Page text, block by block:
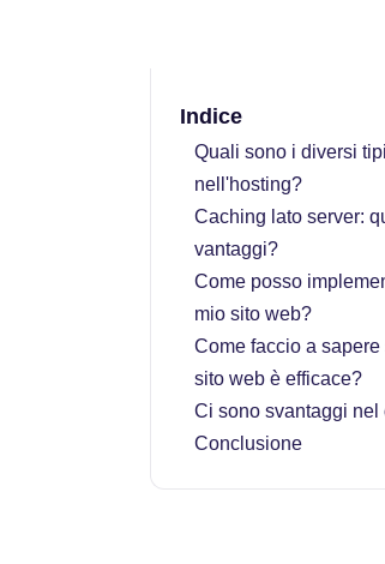
Indice
Quali sono i diversi
nell'hosting?
Caching lato server:
vantaggi?
Come posso
mio sito web?
Come faccio a
sito web è efficace?
Ci sono svantaggi nel
Conclusione